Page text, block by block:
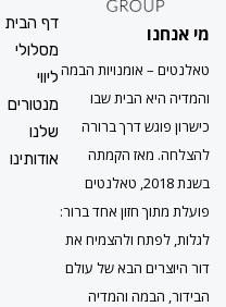
אומנויות הבמה
הבית שבו
דרך ברורה
הקמתה
בשנת 2018, טאלנטים
חזון אחד ברור:
ולהצמיח את
הבא של עולם
והמדיה
ליווי
מנטורים
שלנו
אודותינו
המלצות
מאמרים
וטיפים
צור קשר